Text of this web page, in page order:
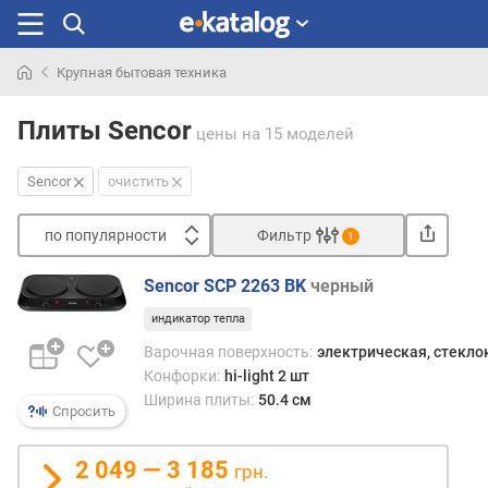
раньше
Крупная бытовая техника
Плиты Sencor цены на 15 моделей
Sencor очистить
по популярности
п
п
о
у
р
Фильтр 1
Спросить
Sencor SCP 2263 BK черный
индикатор тепла
Варочная поверхность: электрическая,
Конфорки: hi-light 2 шт
Ширина плиты: 50.4 см
2 049 — 3 185 грн.